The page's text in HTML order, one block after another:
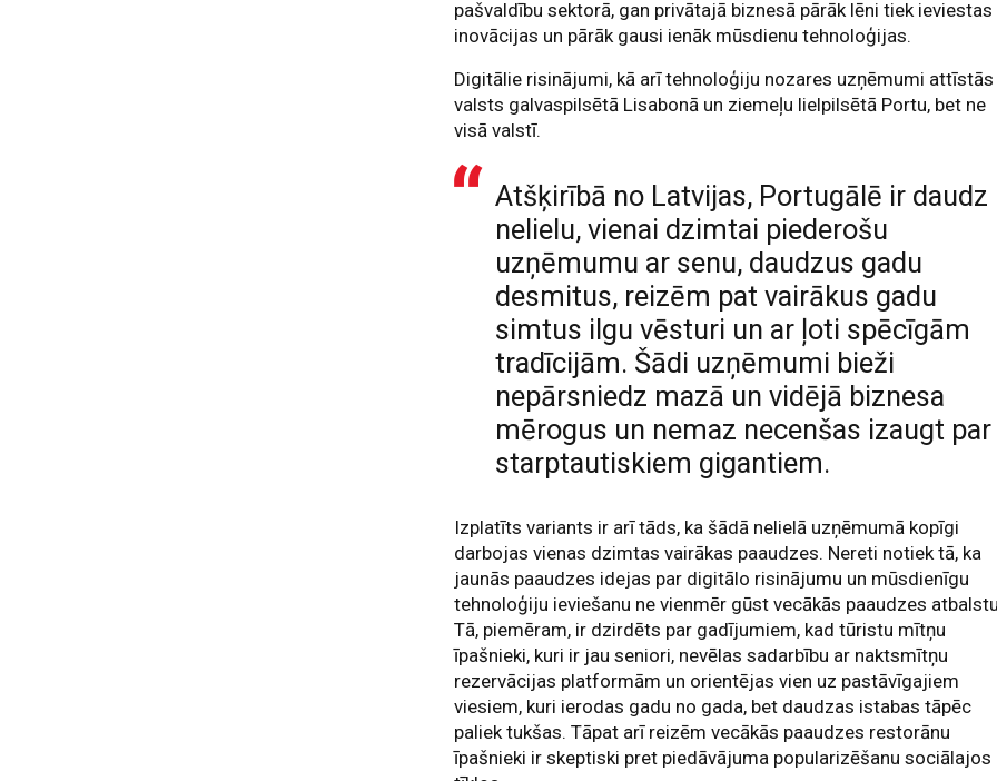
pašvaldību sektorā, gan privātajā biznesā pārāk lēni tiek ieviestas
inovācijas un pārāk gausi ienāk mūsdienu tehnoloģijas.
Digitālie risinājumi, kā arī tehnoloģiju nozares uzņēmumi attīstās
valsts galvaspilsētā Lisabonā un ziemeļu lielpilsētā Portu, bet ne
visā valstī.
Atšķirībā no Latvijas, Portugālē ir daudz
nelielu, vienai dzimtai piederošu
uzņēmumu ar senu, daudzus gadu
desmitus, reizēm pat vairākus gadu
simtus ilgu vēsturi un ar ļoti spēcīgām
tradīcijām. Šādi uzņēmumi bieži
nepārsniedz mazā un vidējā biznesa
mērogus un nemaz necenšas izaugt par
starptautiskiem gigantiem.
Izplatīts variants ir arī tāds, ka šādā nelielā uzņēmumā kopīgi
darbojas vienas dzimtas vairākas paaudzes. Nereti notiek tā, ka
jaunās paaudzes idejas par digitālo risinājumu un mūsdienīgu
tehnoloģiju ieviešanu ne vienmēr gūst vecākās paaudzes
Tā, piemēram, ir dzirdēts par gadījumiem, kad tūristu mītņu
īpašnieki, kuri ir jau seniori, nevēlas sadarbību ar naktsmītņu
rezervācijas platformām un orientējas vien uz pastāvīgajiem
viesiem, kuri ierodas gadu no gada, bet daudzas istabas tāpēc
paliek tukšas. Tāpat arī reizēm vecākās paaudzes restorānu
īpašnieki ir skeptiski pret piedāvājuma popularizēšanu sociālajos